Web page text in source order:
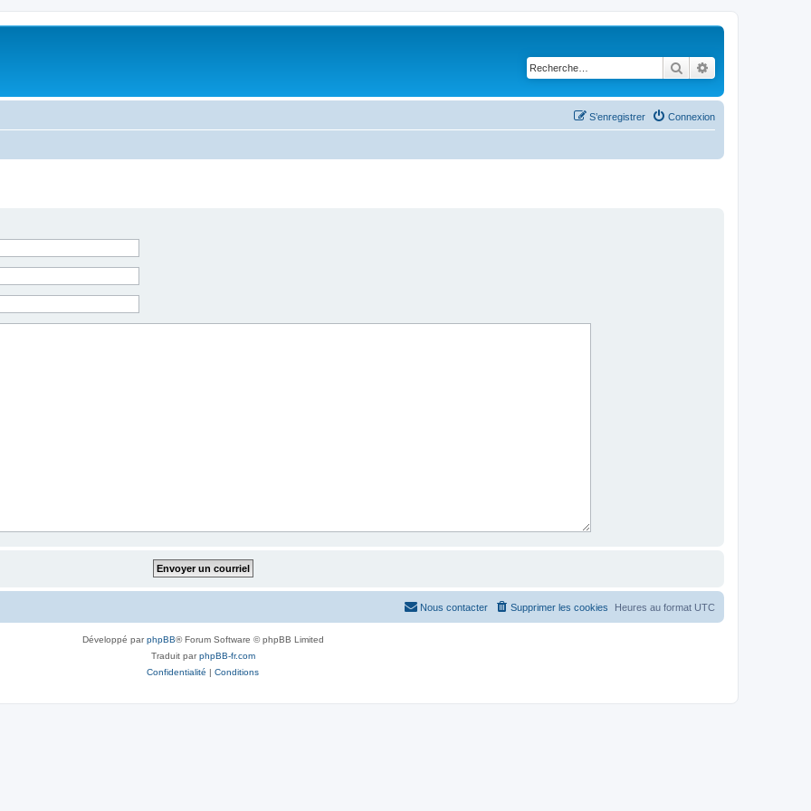
Rechercher
Connexion
S’enregistrer
Heures au format UTC
Supprimer les cookies
Nous contacter
Développé parphpBB® Forum Software © phpBB Limited
Traduit parphpBB-fr.com
Confidentialité | Conditions